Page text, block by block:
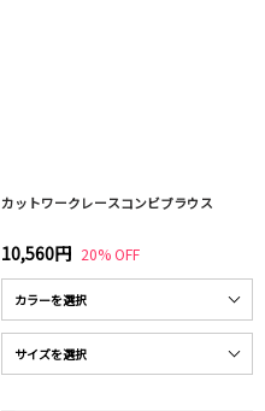
カットワークレースコンビブラウス
10,560円 20% OFF